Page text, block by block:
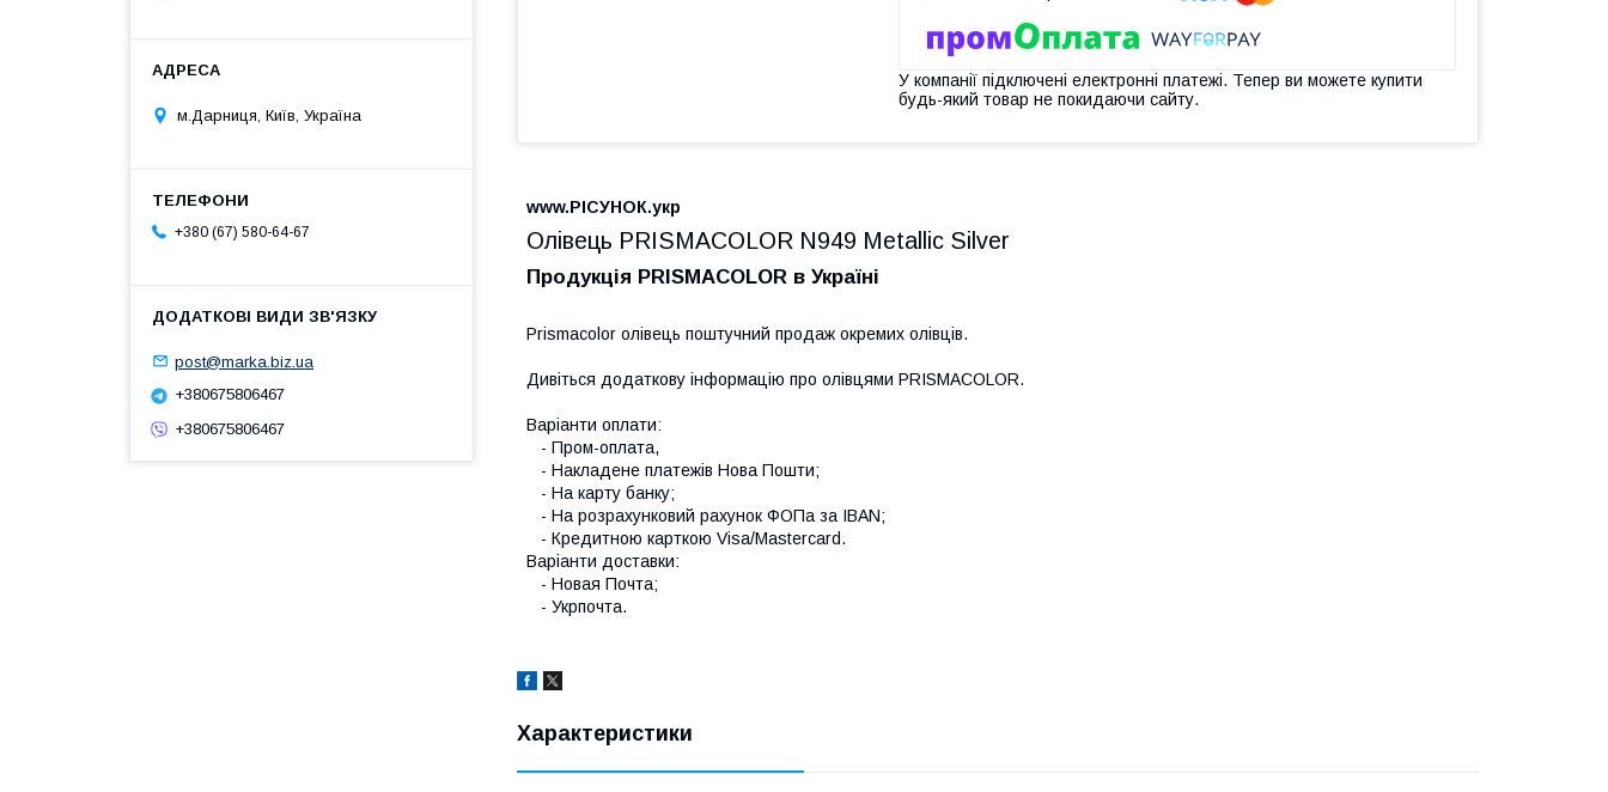
У компанії підключені електронні платежі. Тепер ви можете купити
будь-який товар не покидаючи сайту.
www.РІСУНОК.укр
Олівець PRISMACOLOR N949 Metallic Silver
Продукція PRISMACOLOR в Україні
Prismacolor олівець поштучний продаж окремих олівців.
Дивіться додаткову інформацію про олівцями PRISMACOLOR.
Варіанти оплати:
- Пром-оплата,
- Накладене платежів Нова Пошти;
- На карту банку;
- На розрахунковий рахунок ФОПа за IBAN;
- Кредитною карткою Visa/Mastercard.
Варіанти доставки:
- Новая Почта;
- Укрпочта.
Характеристики
м.Дарниця, Київ, Україна
+380 (67) 580-64-67
post@marka.biz.ua
+380675806467
+380675806467